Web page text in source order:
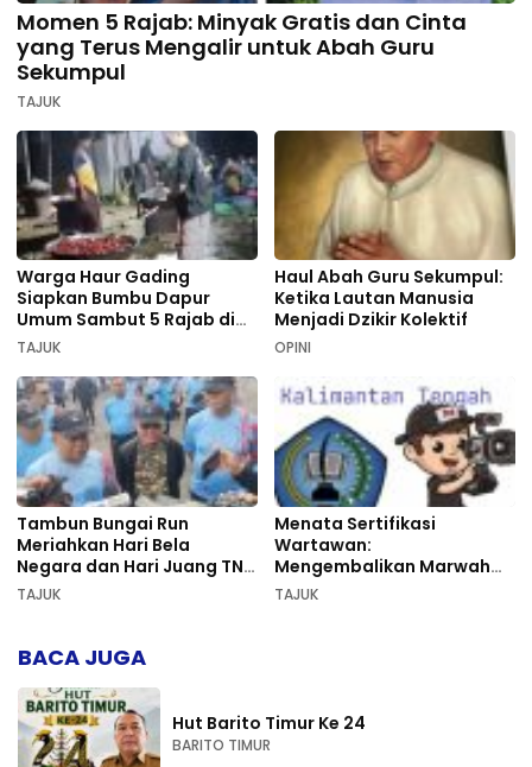
Momen 5 Rajab: Minyak Gratis dan Cinta
yang Terus Mengalir untuk Abah Guru
Sekumpul
TAJUK
Warga Haur Gading
Siapkan Bumbu Dapur
Umum Sambut 5 Rajab di
Sekumpul
TAJUK
Haul Abah Guru Sekumpul:
Ketika Lautan Manusia
Menjadi Dzikir Kolektif
OPINI
Tambun Bungai Run
Meriahkan Hari Bela
Negara dan Hari Juang TNI
AD di Palangka Raya
TAJUK
Menata Sertifikasi
Wartawan:
Mengembalikan Marwah
Pers dan Keadilan
TAJUK
BACA JUGA
Hut Barito Timur Ke 24
BARITO TIMUR